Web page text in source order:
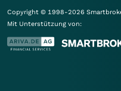
Copyright © 1998-2026
Mit Unterstützung von: